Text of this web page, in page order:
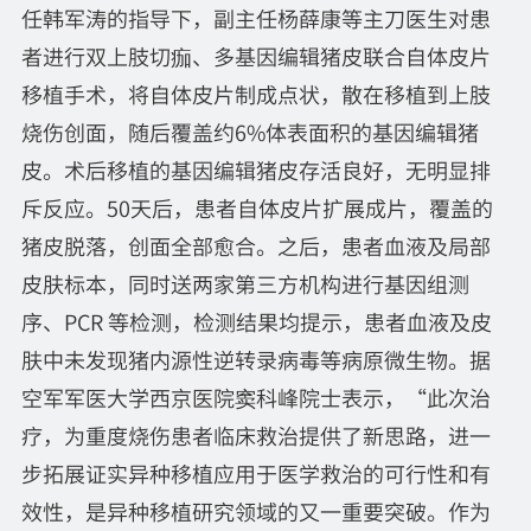
任韩军涛的指导下，副主任杨薛康等主刀医生对患
者进行双上肢切痂、多基因编辑猪皮联合自体皮片
移植手术，将自体皮片制成点状，散在移植到上肢
烧伤创面，随后覆盖约6%体表面积的基因编辑猪
皮。术后移植的基因编辑猪皮存活良好，无明显排
斥反应。50天后，患者自体皮片扩展成片，覆盖的
猪皮脱落，创面全部愈合。之后，患者血液及局部
皮肤标本，同时送两家第三方机构进行基因组测
序、PCR 等检测，检测结果均提示，患者血液及皮
肤中未发现猪内源性逆转录病毒等病原微生物。据
空军军医大学西京医院窦科峰院士表示，“此次治
疗，为重度烧伤患者临床救治提供了新思路，进一
步拓展证实异种移植应用于医学救治的可行性和有
效性，是异种移植研究领域的又一重要突破。作为